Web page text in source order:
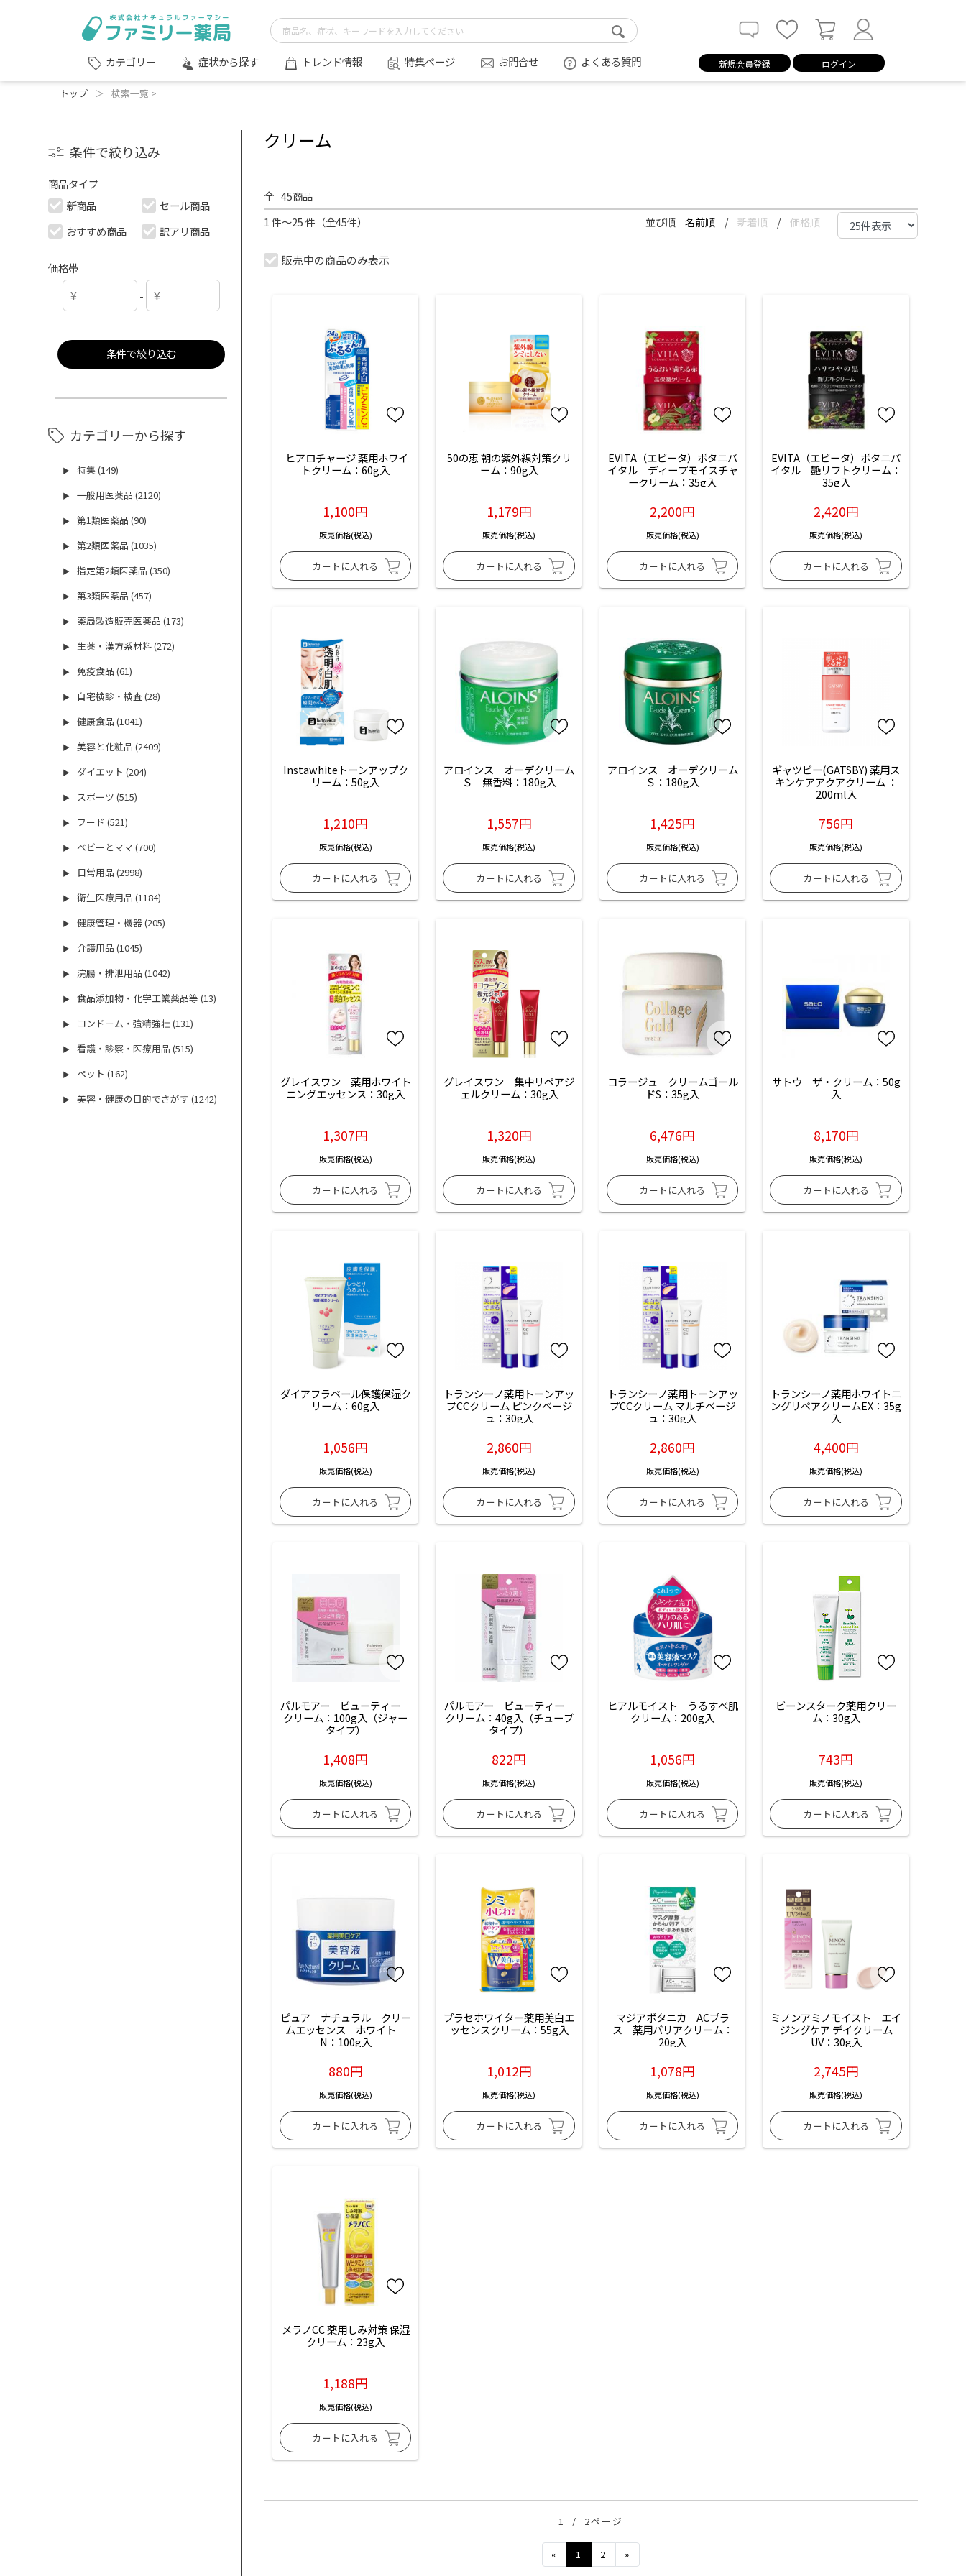
カテゴリー 症状から探す トレンド情報 特集ページ お問合せ よくある質問 新規会員登録 ログイン
トップ ＞ 検索一覧 >
条件で絞り込み
商品タイプ
新商品
セール商品
おすすめ商品
訳アリ商品
価格帯
-
条件で絞り込む
カテゴリーから探す
▶ 特集 (149)
▶ 一般用医薬品 (2120)
▶ 第1類医薬品 (90)
▶ 第2類医薬品 (1035)
▶ 指定第2類医薬品 (350)
▶ 第3類医薬品 (457)
▶ 薬局製造販売医薬品 (173)
▶ 生薬・漢方系材料 (272)
▶ 免疫食品 (61)
▶ 自宅検診・検査 (28)
▶ 健康食品 (1041)
▶ 美容と化粧品 (2409)
▶ ダイエット (204)
▶ スポーツ (515)
▶ フード (521)
▶ ベビーとママ (700)
▶ 日常用品 (2998)
▶ 衛生医療用品 (1184)
▶ 健康管理・機器 (205)
▶ 介護用品 (1045)
▶ 浣腸・排泄用品 (1042)
▶ 食品添加物・化学工業薬品等 (13)
▶ コンドーム・強精強壮 (131)
▶ 看護・診察・医療用品 (515)
▶ ペット (162)
▶ 美容・健康の目的でさがす (1242)
クリーム
全 45商品
1 件～25 件（全45件）
並び順 名前順 / 新着順 / 価格順
販売中の商品のみ表示
ヒアロチャージ 薬用ホワイ
トクリーム：60g入
1,100円
販売価格(税込)
50の恵 朝の紫外線対策クリ
ーム：90g入
1,179円
販売価格(税込)
EVITA（エビータ）ボタニバ
イタル　ディープモイスチャ
ークリーム：35g入
2,200円
販売価格(税込)
EVITA（エビータ）ボタニバ
イタル　艶リフトクリーム：
35g入
2,420円
販売価格(税込)
Instawhiteトーンアップク
リーム：50g入
1,210円
販売価格(税込)
アロインス　オーデクリーム
Ｓ　無香料：180g入
1,557円
販売価格(税込)
アロインス　オーデクリーム
Ｓ：180g入
1,425円
販売価格(税込)
ギャツビー(GATSBY) 薬用ス
キンケアアクアクリーム ：
200ml入
756円
販売価格(税込)
グレイスワン　薬用ホワイト
ニングエッセンス：30g入
1,307円
販売価格(税込)
グレイスワン　集中リペアジ
ェルクリーム：30g入
1,320円
販売価格(税込)
コラージュ　クリームゴール
ドS：35g入
6,476円
販売価格(税込)
サトウ　ザ・クリーム：50g
入
8,170円
販売価格(税込)
ダイアフラベール保護保湿ク
リーム：60g入
1,056円
販売価格(税込)
トランシーノ薬用トーンアッ
プCCクリーム ピンクベージ
ュ：30g入
2,860円
販売価格(税込)
トランシーノ薬用トーンアッ
プCCクリーム マルチベージ
ュ：30g入
2,860円
販売価格(税込)
トランシーノ薬用ホワイトニ
ングリペアクリームEX：35g
入
4,400円
販売価格(税込)
パルモアー　ビューティー
クリーム：100g入（ジャー
タイプ）
1,408円
販売価格(税込)
パルモアー　ビューティー
クリーム：40g入（チューブ
タイプ）
822円
販売価格(税込)
ヒアルモイスト　うるすべ肌
クリーム：200g入
1,056円
販売価格(税込)
ビーンスターク薬用クリー
ム：30g入
743円
販売価格(税込)
ピュア　ナチュラル　クリー
ムエッセンス　ホワイト
N：100g入
880円
販売価格(税込)
プラセホワイター薬用美白エ
ッセンスクリーム：55g入
1,012円
販売価格(税込)
マジアボタニカ　ACプラ
ス　薬用バリアクリーム：
20g入
1,078円
販売価格(税込)
ミノンアミノモイスト　エイ
ジングケア デイクリーム
UV：30g入
2,745円
販売価格(税込)
メラノCC 薬用しみ対策 保湿
クリーム：23g入
1,188円
販売価格(税込)
1 / 2ページ
« Previous
1 2 »